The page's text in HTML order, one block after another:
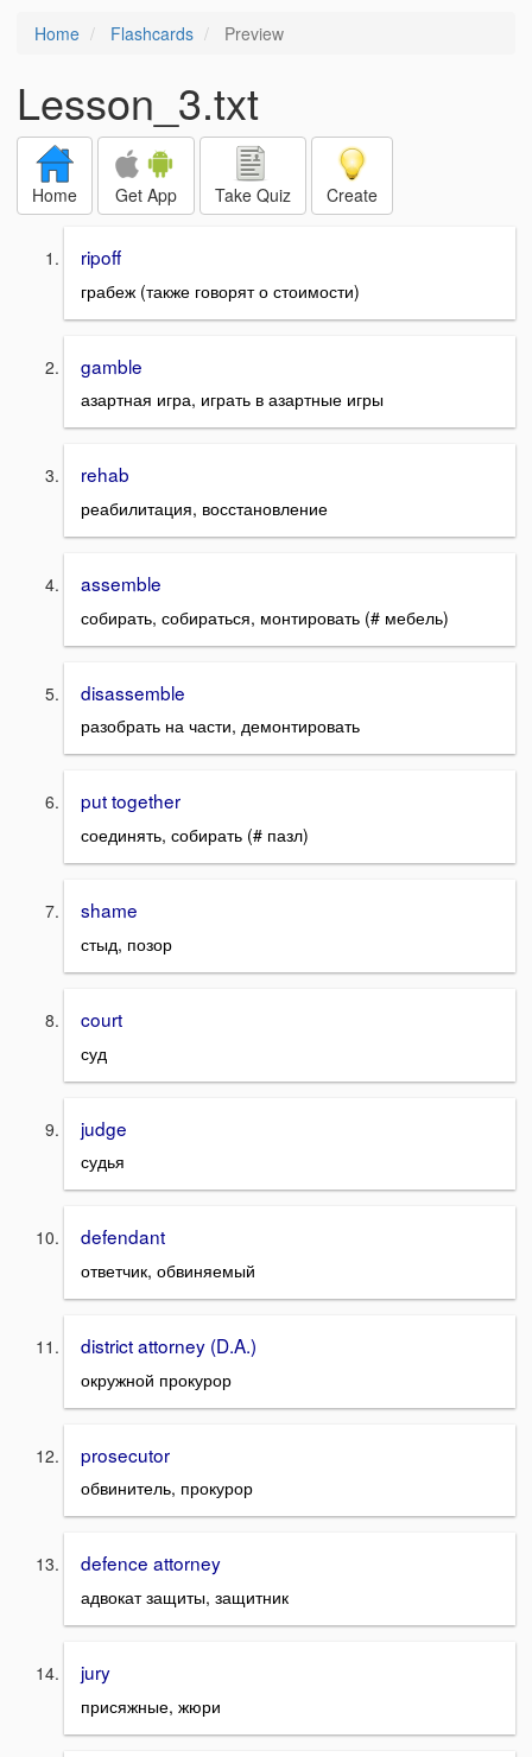
Home Flashcards Preview
Lesson_3.txt
Home Get App Take Quiz Create
ripoff
грабеж (также говорят о стоимости)
gamble
азартная игра, играть в азартные игры
rehab
реабилитация, восстановление
assemble
собирать, собираться, монтировать (# мебель)
disassemble
разобрать на части, демонтировать
put together
соединять, собирать (# пазл)
shame
стыд, позор
court
суд
judge
судья
defendant
ответчик, обвиняемый
district attorney (D.A.)
окружной прокурор
prosecutor
обвинитель, прокурор
defence attorney
адвокат защиты, защитник
jury
присяжные, жюри